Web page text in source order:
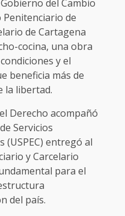
del Cambio
de
de Cartagena
cocina, una obra
y el
beneficia más de
la libertad.
Derecho acompañó
Servicios
(USPEC) entregó al
y Carcelario
para el
del país.